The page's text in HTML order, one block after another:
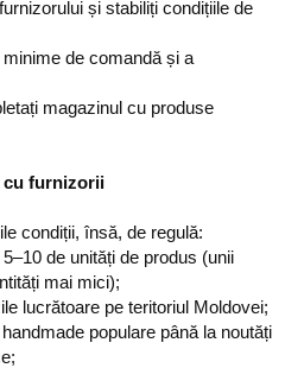
și stabiliți condițiile de
de comandă și a
magazinul cu produse
cu furnizorii
condiții, însă, de regulă:
de unități de produs (unii
mai mici);
lucrătoare pe teritoriul Moldovei;
populare până la noutăți